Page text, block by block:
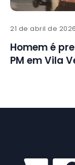
21 de abril de 2026
Homem é
PM em Vila